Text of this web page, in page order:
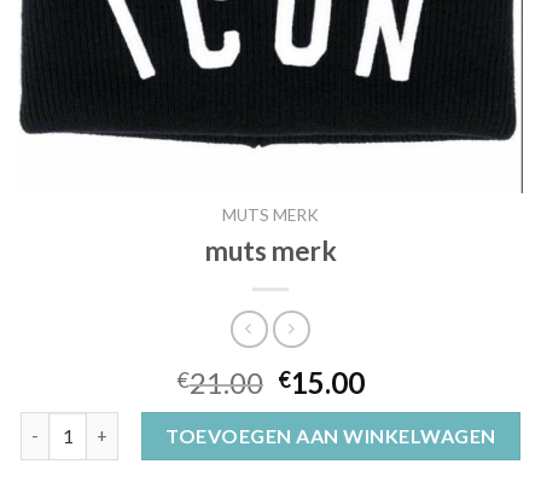
MUTS MERK
muts merk
€21.00 €15.00
TOEVOEGEN AAN WINKELWAGEN